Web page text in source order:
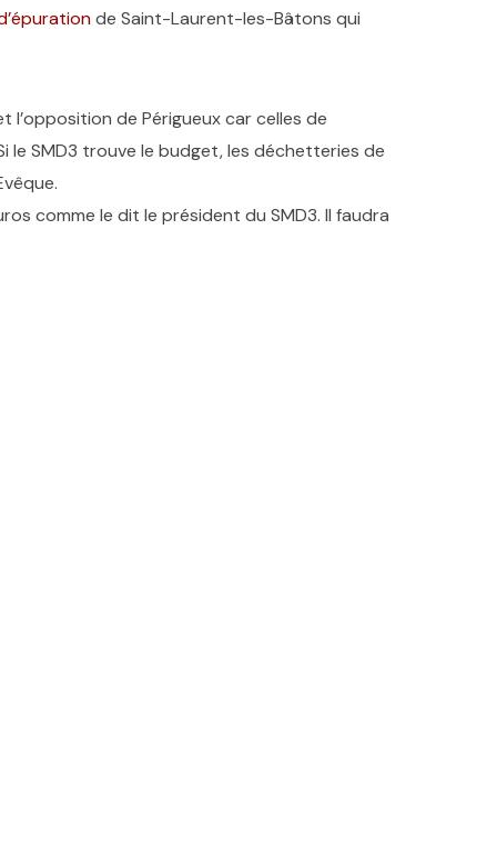
de Saint-Laurent-les-Bâtons qui
l’opposition de Périgueux car celles de
le SMD3 trouve le budget, les déchetteries de
comme le dit le président du SMD3. Il faudra